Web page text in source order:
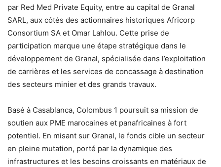
par Red Med Private Equity, entre au capital de Granal
SARL, aux côtés des actionnaires historiques Africorp
Consortium SA et Omar Lahlou. Cette prise de
participation marque une étape stratégique dans le
développement de Granal, spécialisée dans l’exploitation
de carrières et les services de concassage à destination
des secteurs minier et des grands travaux.
Basé à Casablanca, Colombus 1 poursuit sa mission de
soutien aux PME marocaines et panafricaines à fort
potentiel. En misant sur Granal, le fonds cible un secteur
en pleine mutation, porté par la dynamique des
infrastructures et les besoins croissants en matériaux de